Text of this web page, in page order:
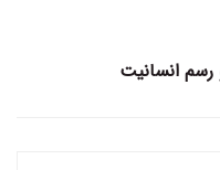
رسم انسانیت